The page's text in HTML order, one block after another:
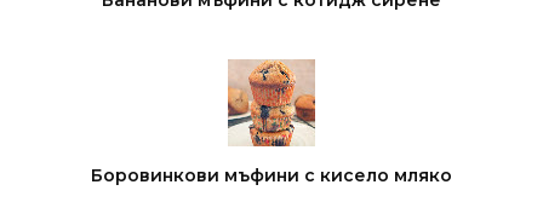
Боровинкови мъфини с кисело мляко